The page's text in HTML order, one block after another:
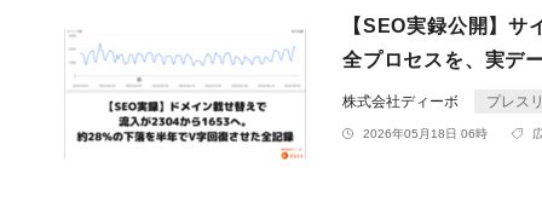
【SEO実録公開】
全プロセスを、実デ
株式会社ディーボ プレス
2026年05月18日 06時